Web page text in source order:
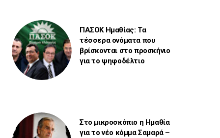
ΠΑΣΟΚ Ημαθίας: Τα
τέσσερα ονόματα που
βρίσκονται στο προσκήνιο
για το ψηφοδέλτιο
Στο μικροσκόπιο η Ημαθία
για το νέο κόμμα Σαμαρά –